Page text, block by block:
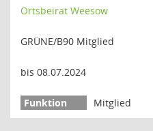
Ortsbeirat Weesow
GRÜNE/B90 Mitglied
bis 08.07.2024
Mitglied